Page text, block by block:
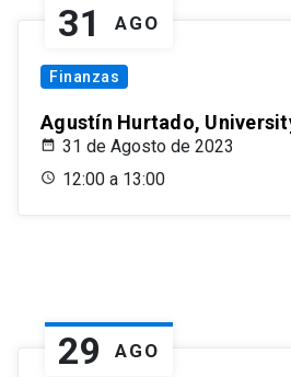
31 AGO
Finanzas
Agustín Hurtado,
31 de Agosto de 2023
12:00 a 13:00
29 AGO